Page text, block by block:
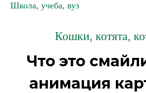
Школа, учеба, вуз
Кошки, котята,
Что это
анимация